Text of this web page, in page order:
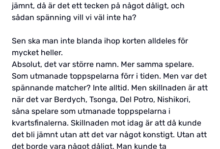
jämnt, då är det ett tecken på något dåligt, och
sådan spänning vill vi väl inte ha?
Sen ska man inte blanda ihop korten alldeles för
mycket heller.
Absolut, det var större namn. Mer samma spelare.
Som utmanade toppspelarna förr i tiden. Men var det
spännande matcher? Inte alltid. Men skillnaden är att
när det var Berdych, Tsonga, Del Potro, Nishikori,
såna spelare som utmanade toppspelarna i
kvartsfinalerna. Skillnaden mot idag är att då kunde
det bli jämnt utan att det var något konstigt. Utan att
det borde vara något dåligt. Man kunde ta